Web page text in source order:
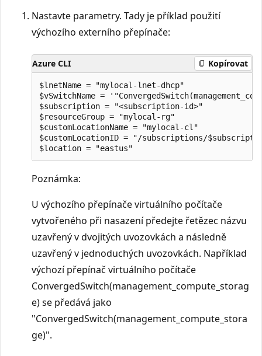
Nastavte parametry. Tady je příklad použití
výchozího externího přepínače:
Azure CLI Kopírovat
$lnetName = "mylocal-lnet-dhcp"
$vSwitchName =
$subscription = "<subscription-id>"
$resourceGroup = "mylocal-rg"
$customLocationName = "mylocal-cl"
$customLocationID = "/subscriptions/
Poznámka:
U výchozího přepínače virtuálního počítače
vytvořeného při nasazení předejte řetězec názvu
uzavřený v dvojitých uvozovkách a následně
uzavřený v jednoduchých uvozovkách. Například
výchozí přepínač virtuálního počítače
ConvergedSwitch(management_compute_storag
e) se předává jako
"ConvergedSwitch(management_compute_stora
ge)".